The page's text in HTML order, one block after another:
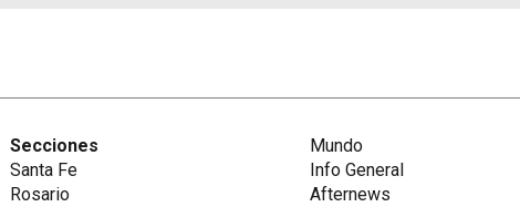
Secciones
Santa Fe
Rosario
Mundo
Info General
Afternews